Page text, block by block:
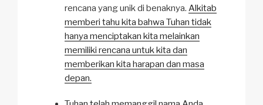
rencana yang unik di benaknya. Alkitab
memberi tahu kita bahwa Tuhan tidak
hanya menciptakan kita melainkan
memiliki rencana untuk kita dan
memberikan kita harapan dan masa
depan.